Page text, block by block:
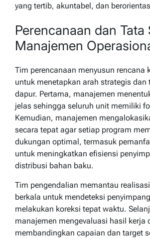
yang tertib, akuntabel, dan
Perencanaan dan Tata
Manajemen
Tim perencanaan menyusun rencana
untuk menetapkan arah strategis dan
dapur. Pertama, manajemen
jelas sehingga seluruh unit memiliki
Kemudian, manajemen
secara tepat agar setiap program
dukungan optimal, termasuk
untuk meningkatkan efisiensi
distribusi bahan baku.
Tim pengendalian memantau
berkala untuk mendeteksi
melakukan koreksi tepat waktu.
manajemen mengevaluasi hasil kerja
membandingkan capaian dan target